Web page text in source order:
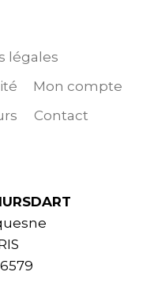
légales
Mon compte
Contact